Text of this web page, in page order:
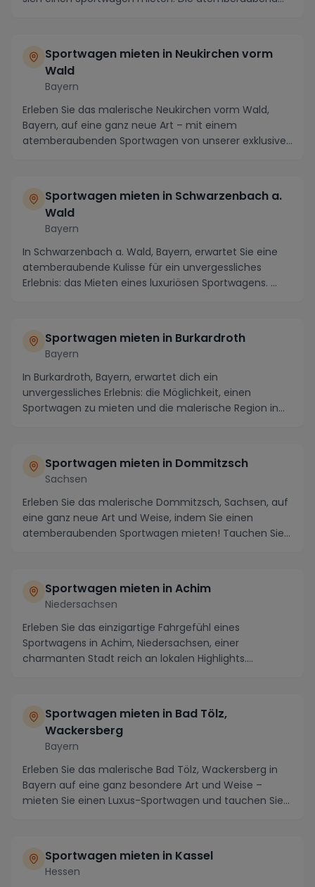
Sportwagen mieten in Neukirchen vorm
Wald
Bayern
Erleben Sie das malerische Neukirchen vorm Wald,
Bayern, auf eine ganz neue Art – mit einem
atemberaubenden Sportwagen von unserer exklusiven
Sportwagen mieten in Schwarzenbach a.
Wald
Bayern
In Schwarzenbach a. Wald, Bayern, erwartet Sie eine
atemberaubende Kulisse für ein unvergessliches
Erlebnis: das Mieten eines luxuriösen Sportwagens. ...
Sportwagen mieten in Burkardroth
Bayern
In Burkardroth, Bayern, erwartet dich ein
unvergessliches Erlebnis: die Möglichkeit, einen
Sportwagen zu mieten und die malerische Region in
Sportwagen mieten in Dommitzsch
Sachsen
Erleben Sie das malerische Dommitzsch, Sachsen, auf
eine ganz neue Art und Weise, indem Sie einen
atemberaubenden Sportwagen mieten! Tauchen Sie
Sportwagen mieten in Achim
Niedersachsen
Erleben Sie das einzigartige Fahrgefühl eines
Sportwagens in Achim, Niedersachsen, einer
charmanten Stadt reich an lokalen Highlights.
Sportwagen mieten in Bad Tölz,
Wackersberg
Bayern
Erleben Sie das malerische Bad Tölz, Wackersberg in
Bayern auf eine ganz besondere Art und Weise –
mieten Sie einen Luxus-Sportwagen und tauchen Sie
Sportwagen mieten in Kassel
Hessen